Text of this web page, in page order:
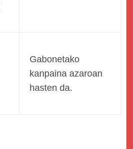
Gabonetako
kanpaina azaroan
hasten da.